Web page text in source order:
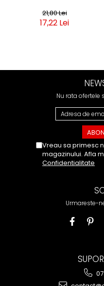
21,80 Lei
17,22 Lei
Nu rata ofertele
Vreau sa primesc
magazinului. Afla
Confidentialitate
Urmareste-